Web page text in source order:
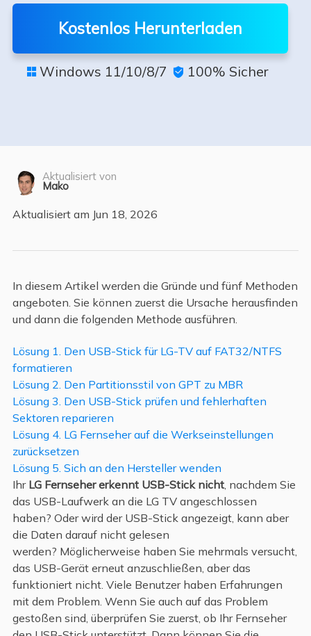
Kostenlos Herunterladen
 Windows 11/10/8/7  100% Sicher
Aktualisiert von
Mako
Aktualisiert am Jun 18, 2026
In diesem Artikel werden die Gründe und fünf Methoden
angeboten. Sie können zuerst die Ursache herausfinden
und dann die folgenden Methode ausführen.
Lösung 1. Den USB-Stick für LG-TV auf FAT32/NTFS
formatieren
Lösung 2. Den Partitionsstil von GPT zu MBR
Lösung 3. Den USB-Stick prüfen und fehlerhaften
Sektoren reparieren
Lösung 4. LG Fernseher auf die Werkseinstellungen
zurücksetzen
Lösung 5. Sich an den Hersteller wenden
Ihr LG Fernseher erkennt USB-Stick nicht, nachdem Sie
das USB-Laufwerk an die LG TV angeschlossen
haben? Oder wird der USB-Stick angezeigt, kann aber
die Daten darauf nicht gelesen
werden? Möglicherweise haben Sie mehrmals versucht,
das USB-Gerät erneut anzuschließen, aber das
funktioniert nicht. Viele Benutzer haben Erfahrungen
mit dem Problem. Wenn Sie auch auf das Problem
gestoßen sind, überprüfen Sie zuerst, ob Ihr Fernseher